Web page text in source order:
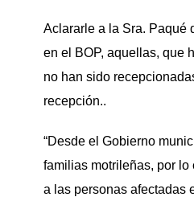
Aclararle a la Sra. Paqué
en el BOP, aquellas, que
no han sido
recepción..
“Desde el Gobierno
familias motrileñas, por
a las personas afectadas